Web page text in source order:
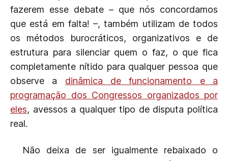
fazerem esse debate – que nós concordamos
que está em falta! –, também utilizam de todos
os métodos burocráticos, organizativos e de
estrutura para silenciar quem o faz, o que fica
completamente nítido para qualquer pessoa que
observe a dinâmica de funcionamento e a
programação dos Congressos organizados por
eles, avessos a qualquer tipo de disputa política
real.
Não deixa de ser igualmente rebaixado o